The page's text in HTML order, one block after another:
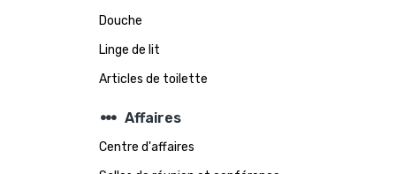
Douche
Linge de lit
Articles de toilette
steppers Affaires
Centre d'affaires